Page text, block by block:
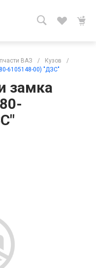
ВАЗ / Кузов
/
6105148-00) "ДЗС"
замка